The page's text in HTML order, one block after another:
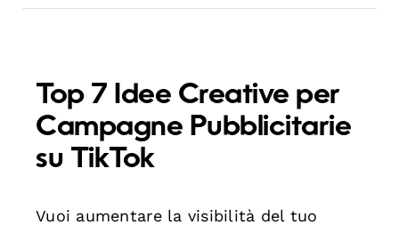
Top 7 Idee Creative per
Campagne Pubblicitarie
su TikTok
Vuoi aumentare la visibilità del tuo